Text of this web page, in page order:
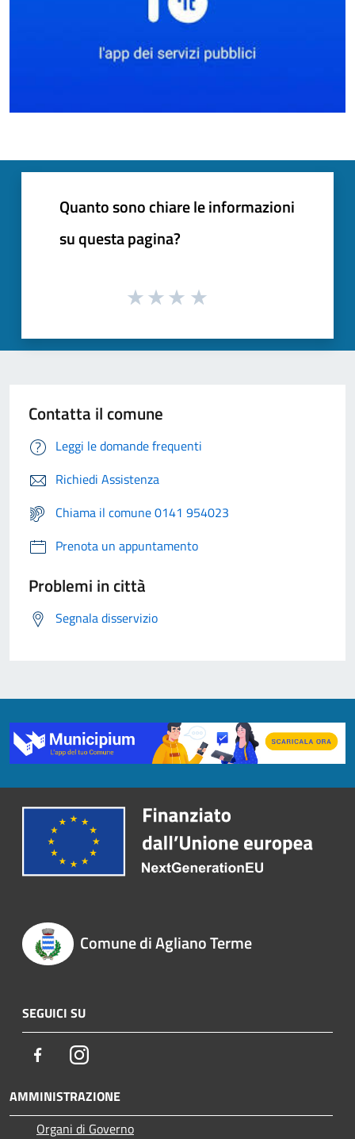
Quanto sono chiare le informazioni
su questa pagina?
Contatta il comune
Leggi le domande frequenti
Richiedi Assistenza
Chiama il comune 0141 954023
Prenota un appuntamento
Problemi in città
Segnala disservizio
Comune di Agliano Terme
SEGUICI SU
FacebookInstagram
AMMINISTRAZIONE
Organi di Governo